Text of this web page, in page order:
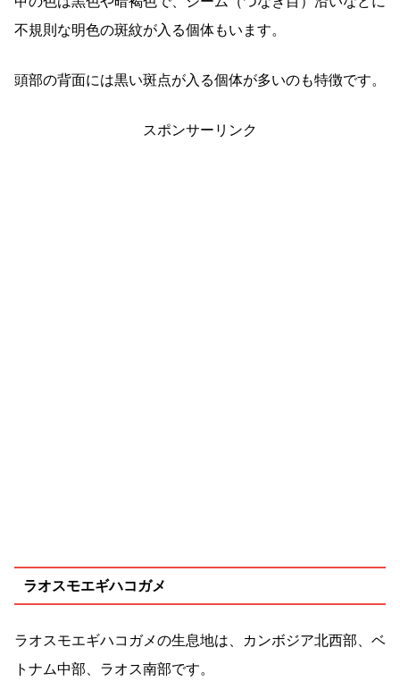
不規則な明色の斑紋が入る個体もいます。
頭部の背面には黒い斑点が入る個体が多いのも特徴です。
スポンサーリンク
ラオスモエギハコガメ
ラオスモエギハコガメの生息地は、カンボジア北西部、ベ
トナム中部、ラオス南部です。